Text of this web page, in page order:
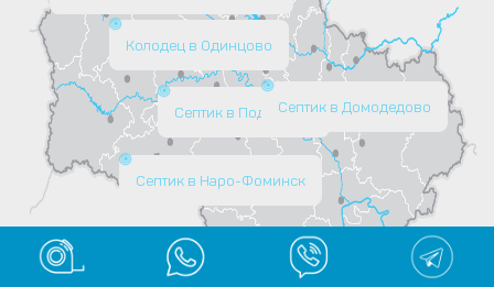
Колодец в Одинцово
Септик в Подольске
Септик в Наро-Фоминск
Септик в Домодедово